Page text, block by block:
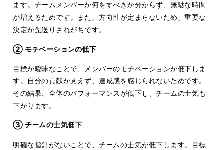
ます。チームメンバーが何をすべきか分からず、無駄な時間
が増えるためです。また、方向性が定まらないため、重要な
決定が先送りされがちです。
② モチベーションの低下
目標が曖昧なことで、メンバーのモチベーションが低下しま
す。自分の貢献が見えず、達成感を感じられないためです。
その結果、全体のパフォーマンスが低下し、チームの士気も
下がります。
③ チームの士気低下
明確な指針がないことで、チームの士気が低下します。目標